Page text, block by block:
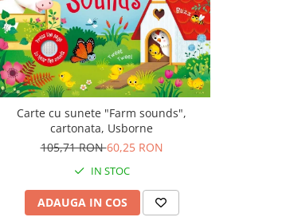
Carte cu sunete "Farm sounds",
cartonata, Usborne
105,71 RON60,25 RON
IN STOC
ADAUGA IN COS